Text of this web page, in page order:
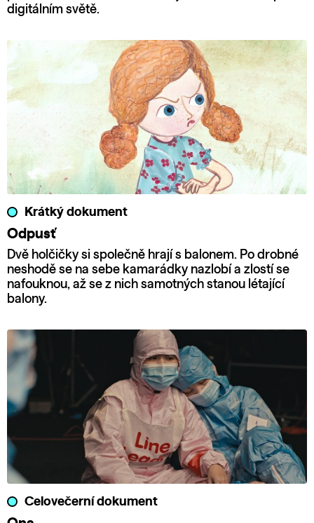
digitálním světě.
Krátký dokument
Odpusť
Dvě holčičky si společně hrají s balonem. Po drobné
neshodě se na sebe kamarádky nazlobí a zlostí se
nafouknou, až se z nich samotných stanou létající
balony.
Celovečerní dokument